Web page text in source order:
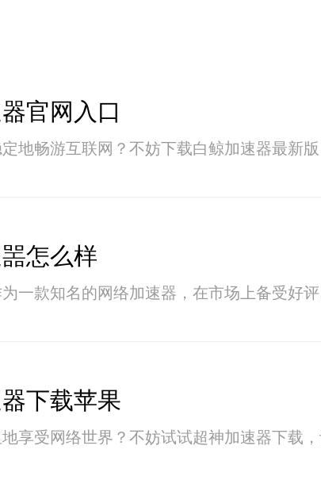
官网入口
地畅游互联网？不妨下载白鲸加速器最新
怎么样
一款知名的网络加速器，在市场上备受好
下载苹果
享受网络世界？不妨试试超神加速器下载